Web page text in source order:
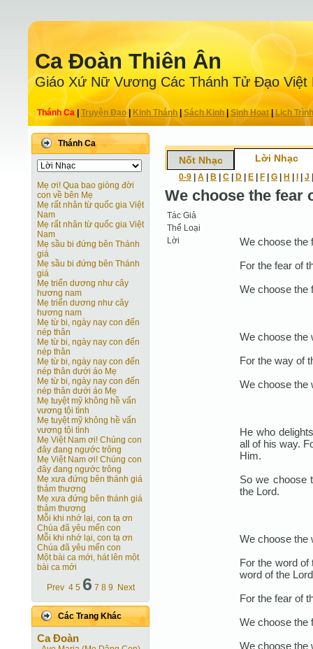
Ca Ðoàn Thiên Ân
Giáo Xứ Nữ Vương Các Thánh Tử Ðạo Việt
Thánh Ca Truyện Ðạo| Kinh Thánh Sách Kinh|Sinh Hoạt| Lịch Trình
Thánh Ca
Mẹ ơi! Qua bao giòng đời
con về bên Mẹ
Mẹ rất nhân từ quốc gia Việt
Nam
Mẹ rất nhân từ quốc gia Việt
Nam
Mẹ sầu bi đứng bên Thánh
giá
Mẹ sầu bi đứng bên Thánh
giá
Mẹ triển dương như cây
hương nam
Mẹ triển dương như cây
hương nam
Mẹ từ bi, ngày nay con đến
nép thân
Mẹ từ bi, ngày nay con đến
nép thân
Mẹ từ bi, ngày nay con đến
nép thân dưới áo Mẹ
Mẹ từ bi, ngày nay con đến
nép thân dưới áo Mẹ
Mẹ tuyệt mỹ không hề vấn
vương tội tình
Mẹ tuyệt mỹ không hề vấn
vương tội tình
Mẹ Việt Nam ơi! Chúng con
đây đang ngước trông
Mẹ Việt Nam ơi! Chúng con
đây đang ngước trông
Mẹ xưa đứng bên thánh giá
thảm thương
Mẹ xưa đứng bên thánh giá
thảm thương
Mỗi khi nhớ lại, con tạ ơn
Chúa đã yêu mến con
Mỗi khi nhớ lại, con tạ ơn
Chúa đã yêu mến con
Một bài ca mới, hát lên một
bài ca mới
Prev 4 5 6 7 8 9 Next
Các Trang Khác
Ca Ðoàn
Nốt Nhạc Lời Nhạc
0-9 A B C D E F G H J
We choose the fear
Tác Giả
Thể Loại
Lời
We choose the
For the fear of
We choose the
We choose the
For the way of
We choose the
He who
all of his way.
Him.
So we choose
the Lord.
We choose the
For the word of
word of the
For the fear of
We choose the
We choose the